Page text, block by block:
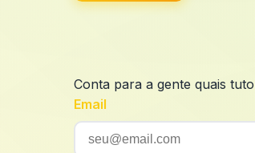
Conta para a gente quais
Email